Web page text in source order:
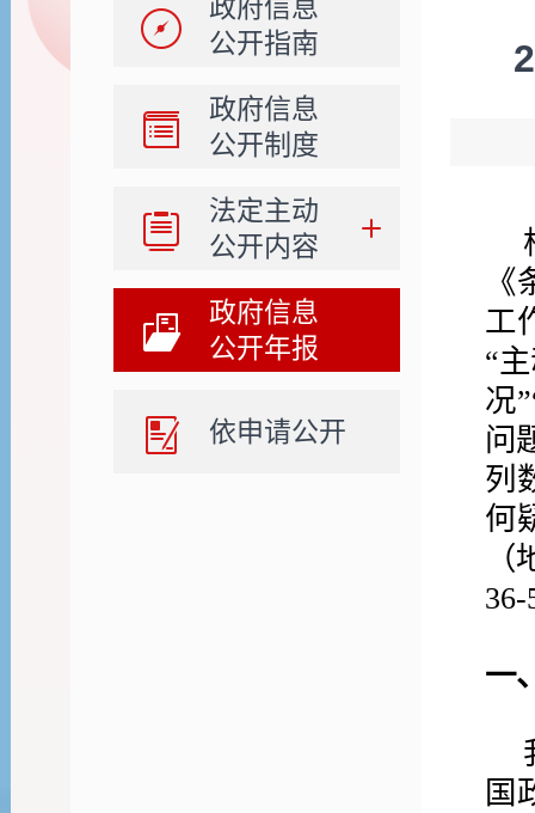
政府信息
公开指南
政府信息
公开制度
法定主动
公开内容
政府信息
公开年报
依申请公开
工
“
况
问
列
何
一
国